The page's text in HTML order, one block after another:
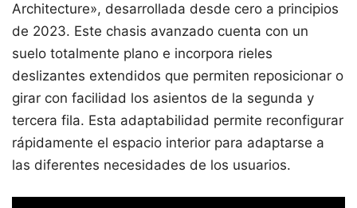
Architecture», desarrollada desde cero a principios
de 2023. Este chasis avanzado cuenta con un
suelo totalmente plano e incorpora rieles
deslizantes extendidos que permiten reposicionar o
girar con facilidad los asientos de la segunda y
tercera fila. Esta adaptabilidad permite reconfigurar
rápidamente el espacio interior para adaptarse a
las diferentes necesidades de los usuarios.